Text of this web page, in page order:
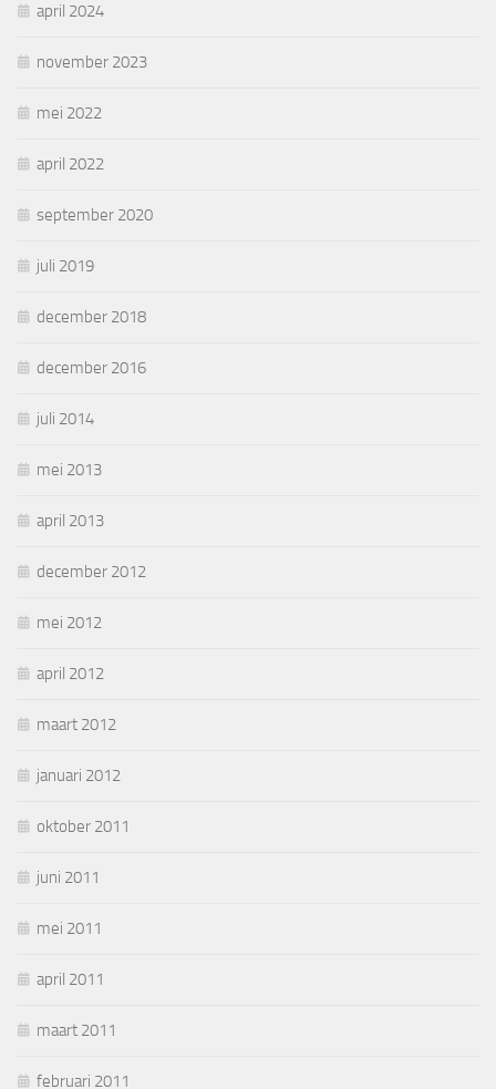
april 2024
november 2023
mei 2022
april 2022
september 2020
juli 2019
december 2018
december 2016
juli 2014
mei 2013
april 2013
december 2012
mei 2012
april 2012
maart 2012
januari 2012
oktober 2011
juni 2011
mei 2011
april 2011
maart 2011
februari 2011